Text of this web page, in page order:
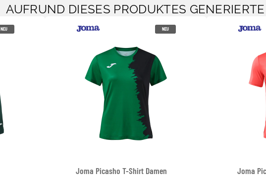
AUFRUND DIESES PRODUKTES
NEU NEU
Joma Picasho T-Shirt Damen Joma